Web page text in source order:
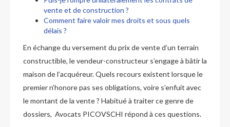
vente et de construction ?
Comment faire valoir mes droits et sous quels
délais ?
En échange du versement du prix de vente d’un terrain
constructible, le vendeur-constructeur s’engage à bâtir la
maison de l’acquéreur. Quels recours existent lorsque le
premier n’honore pas ses obligations, voire s’enfuit avec
le montant de la vente ? Habitué à traiter ce genre de
dossiers, Avocats PICOVSCHI répond à ces questions.